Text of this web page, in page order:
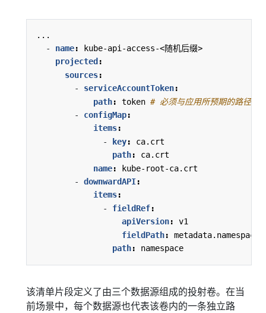
...
- name:
kube-api-access-<随机后缀>
projected :
sources:
- serviceAccountToken:
path: token # 必须与应用所预期的路径匹
- configMap:
items:
-
key:
ca.crt
path:
ca.crt
name:
kube-root-ca.crt
- downwardAPI:
items:
- fieldRef:
apiVersion:
v1
fieldPath:
metadata.namespace
path: namespace
该清单片段定义了由三个数据源组成的投射卷。在当
前场景中，每个数据源也代表该卷内的一条独立路